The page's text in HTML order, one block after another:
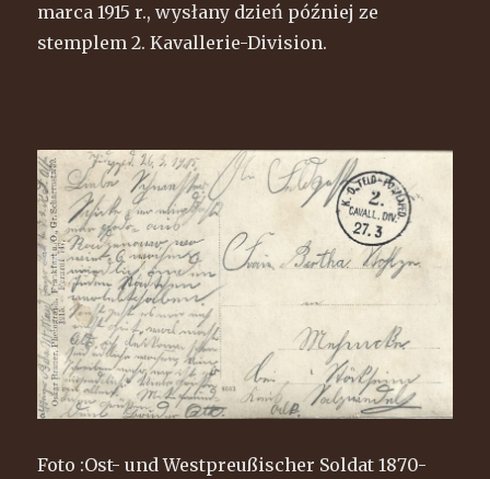
marca 1915 r., wysłany dzień później ze
stemplem 2. Kavallerie-Division.
Foto :Ost- und Westpreußischer Soldat 1870-